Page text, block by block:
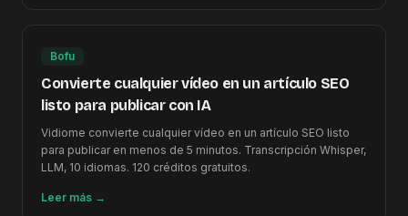
Bofu
Convierte cualquier vídeo en un artículo SEO
listo para publicar con IA
Vidiome convierte cualquier vídeo en un artículo SEO listo
para publicar en menos de 5 minutos. Transcripción Whisper,
LLM, 10 idiomas. 120 créditos gratuitos.
Leer más →